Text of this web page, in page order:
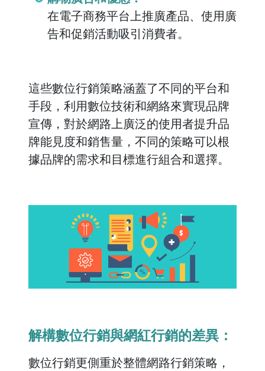
在電子商務平台上推廣產品、使用廣
告和促銷活動吸引消費者。
這些數位行銷策略涵蓋了不同的平台和
手段，利用數位技術和網絡來實現品牌
宣傳，對於網路上廣泛的使用者提升品
牌能見度和銷售量，不同的策略可以根
據品牌的需求和目標進行組合和選擇。
解構數位行銷與網紅行銷的差異：
數位行銷更側重於整體網路行銷策略，